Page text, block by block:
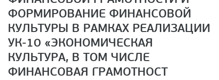
ФОРМИРОВАНИЕ ФИНАНСОВОЙ
КУЛЬТУРЫ В РАМКАХ РЕАЛИЗАЦИИ
УК-10 «ЭКОНОМИЧЕСКАЯ
КУЛЬТУРА, В ТОМ ЧИСЛЕ
ФИНАНСОВАЯ ГРАМОТНОСТ